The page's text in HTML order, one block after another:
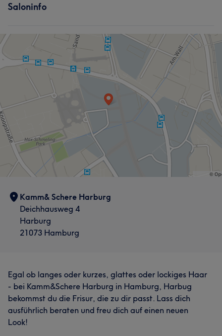
Saloninfo
Kamm& Schere Harburg
Deichhausweg 4
Harburg
21073 Hamburg
Egal ob langes oder kurzes, glattes oder lockiges Haar
- bei Kamm&Schere Harburg in Hamburg, Harbug
bekommst du die Frisur, die zu dir passt. Lass dich
ausführlich beraten und freu dich auf einen neuen
Look!